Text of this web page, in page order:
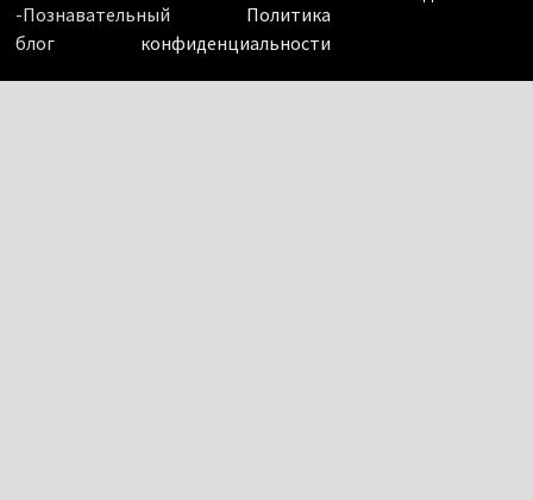
-Познавательный
блог
Политика
конфиденциальности